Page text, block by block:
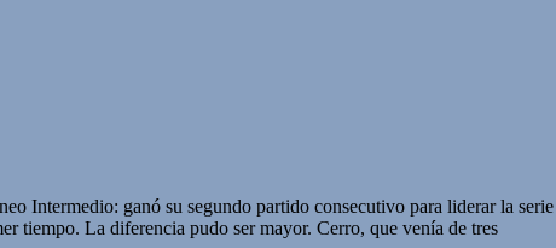
Intermedio: ganó su segundo partido consecutivo para liderar la
tiempo. La diferencia pudo ser mayor. Cerro, que venía de tres